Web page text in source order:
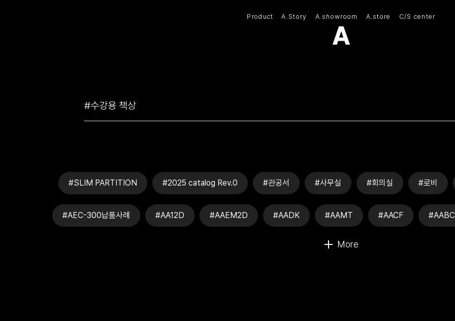
Product A.Story A.showroom A.store C/S center
(주)아모스아인스가구
#SLIM PARTITION #2025 catalog Rev.0 #관공서 #사무실 #회의실 #로비
#AEC-300납품사례 #AA12D #AAEM2D #AADK #AAMT #AACF #AABC